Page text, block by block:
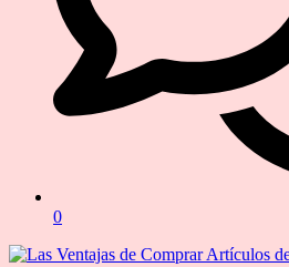
0